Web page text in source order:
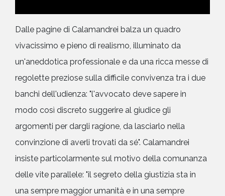
Dalle pagine di Calamandrei balza un quadro
vivacissimo e pieno di realismo, illuminato da
un'aneddotica professionale e da una ricca messe di
regolette preziose sulla difficile convivenza tra i due
banchi dell'udienza: "l'avvocato deve sapere in
modo così discreto suggerire al giudice gli
argomenti per dargli ragione, da lasciarlo nella
convinzione di averli trovati da sé". Calamandrei
insiste particolarmente sul motivo della comunanza
delle vite parallele: "il segreto della giustizia sta in
una sempre maggior umanità e in una sempre